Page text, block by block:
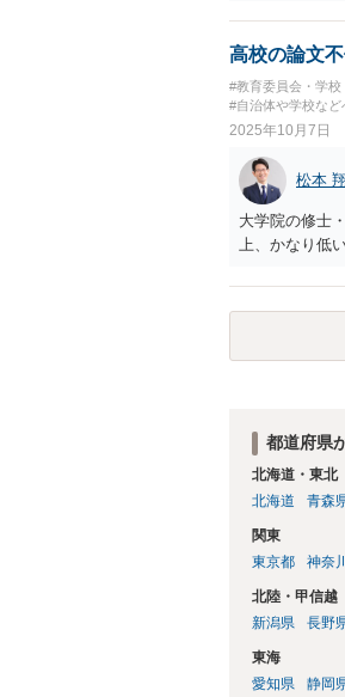
高校の論文
#教育委員会・学校
#自治体や学校な
2025年10月7日
松本
大学院の修士
上、かなり低
都道府県
北海道・東北
北海道
青森
関東
東京都
神奈
北陸・甲信越
新潟県
長野
東海
愛知県
静岡